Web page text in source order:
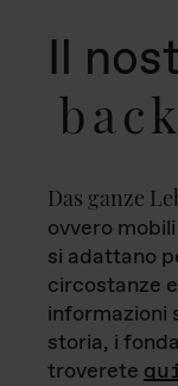
Il
Das ganze
ovvero
si adattano
circostanze
informazioni
storia, i
troverete